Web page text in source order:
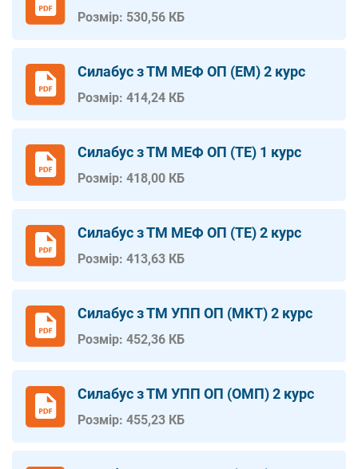
Розмір: 530,56 КБ
Силабус з ТМ МЕФ ОП (ЕМ) 2 курс
Розмір: 414,24 КБ
Силабус з ТМ МЕФ ОП (ТЕ) 1 курс
Розмір: 418,00 КБ
Силабус з ТМ МЕФ ОП (ТЕ) 2 курс
Розмір: 413,63 КБ
Силабус з ТМ УПП ОП (МКТ) 2 курс
Розмір: 452,36 КБ
Силабус з ТМ УПП ОП (ОМП) 2 курс
Розмір: 455,23 КБ